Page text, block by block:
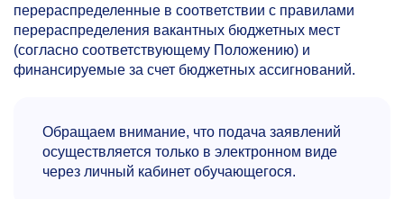
перераспределенные в соответствии с правилами
перераспределения вакантных бюджетных мест
(согласно соответствующему Положению) и
финансируемые за счет бюджетных ассигнований.
Обращаем внимание, что подача заявлений
осуществляется только в электронном виде
через личный кабинет обучающегося.